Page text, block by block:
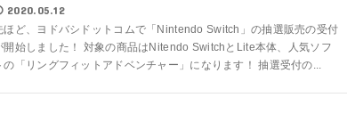
2020.05.12
ほど、ヨドバシドットコムで「Nintendo Switch」の抽選販売の受付
開始しました！ 対象の商品はNitendo SwitchとLite本体、人気ソフ
の「リングフィットアドベンチャー」になります！ 抽選受付の...